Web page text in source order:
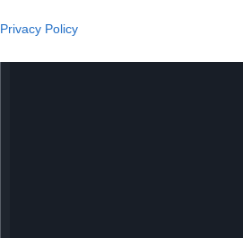
Privacy Policy